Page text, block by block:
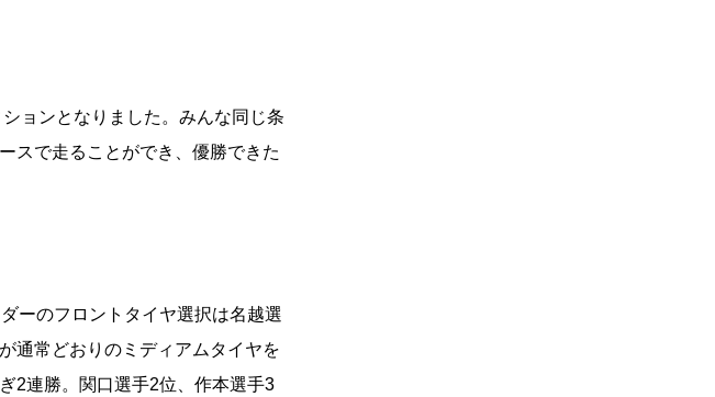
ョンとなりました。みんな同じ条
スで走ることができ、優勝できた
ーのフロントタイヤ選択は名越選
通常どおりのミディアムタイヤを
2連勝。関口選手2位、作本選手3